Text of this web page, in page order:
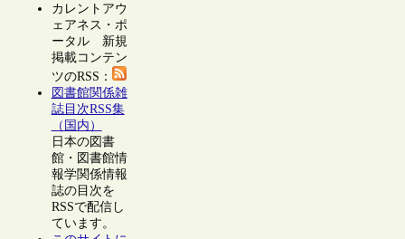
カレントアウ
ェアネス・ポ
ータル 新規
掲載コンテン
ツのRSS：
図書館関係雑
誌目次RSS集
（国内）
日本の図書
館・図書館情
報学関係情報
誌の目次を
RSSで配信し
ています。